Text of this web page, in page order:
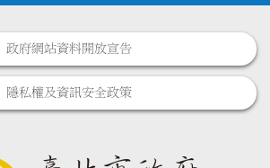
政府網站資料開放宣告
隱私權及資訊安全政策